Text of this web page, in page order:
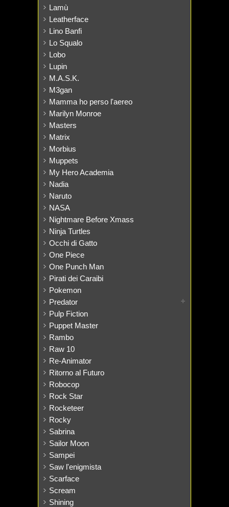
Lamù
Leatherface
Lino Banfi
Lo Squalo
Lobo
Lupin
M.A.S.K.
M3gan
Mamma ho perso l'aereo
Marilyn Monroe
Masters
Matrix
Morbius
Muppets
My Hero Academia
Nadia
Naruto
NASA
Nightmare Before Xmass
Ninja Turtles
Occhi di Gatto
One Piece
One Punch Man
Pirati dei Caraibi
Pokemon
Predator
Pulp Fiction
Puppet Master
Rambo
Raw 10
Re-Animator
Ritorno al Futuro
Robocop
Rock Star
Rocketeer
Rocky
Sabrina
Sailor Moon
Sampei
Saw l'enigmista
Scarface
Scream
Shining